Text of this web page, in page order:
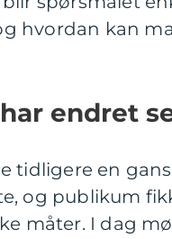
hvordan kan
endret
tidligere en
og publikum
måter. I dag